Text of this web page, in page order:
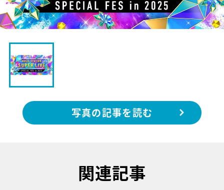
写真の記事を読む
関連記事